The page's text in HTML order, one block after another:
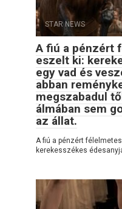
STAR NEWS
A fiú a pénzért
eszelt ki:
egy vad és
abban
megszabadul
álmában sem
az állat.
A fiú a pénzért
kerekesszékes